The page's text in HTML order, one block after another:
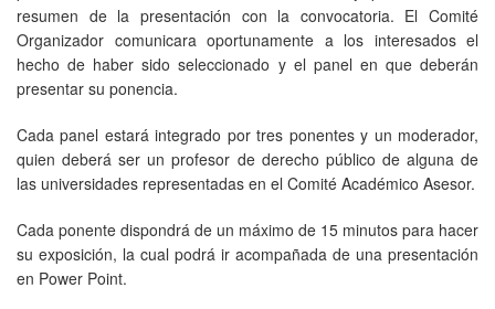
resumen de la presentación con la convocatoria. El Comité
Organizador comunicara oportunamente a los interesados el
hecho de haber sido seleccionado y el panel en que deberán
presentar su ponencia.
Cada panel estará integrado por tres ponentes y un moderador,
quien deberá ser un profesor de derecho público de alguna de
las universidades representadas en el Comité Académico Asesor.
Cada ponente dispondrá de un máximo de 15 minutos para hacer
su exposición, la cual podrá ir acompañada de una presentación
en Power Point.